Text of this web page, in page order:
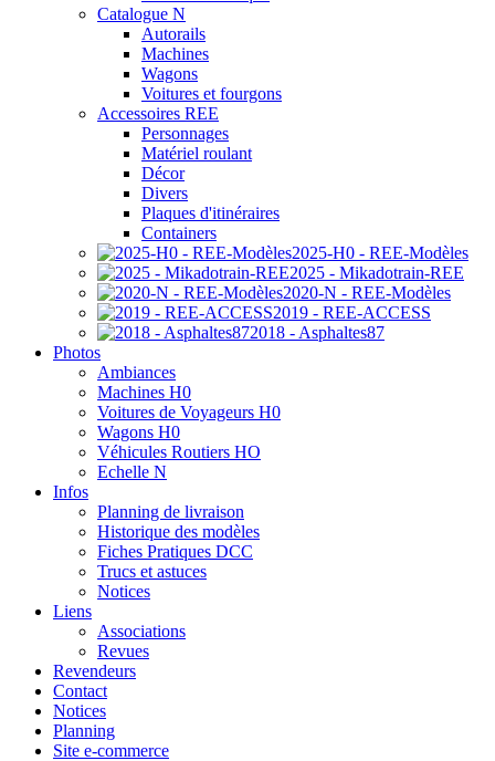
Catalogue N
Autorails
Machines
Wagons
Voitures et fourgons
Accessoires REE
Personnages
Matériel roulant
Décor
Divers
Plaques d'itinéraires
Containers
2025-H0 - REE-Modèles
2025 - Mikadotrain-REE
2020-N - REE-Modèles
2019 - REE-ACCESS
2018 - Asphaltes87
Photos
Ambiances
Machines H0
Voitures de Voyageurs H0
Wagons H0
Véhicules Routiers HO
Echelle N
Infos
Planning de livraison
Historique des modèles
Fiches Pratiques DCC
Trucs et astuces
Notices
Liens
Associations
Revues
Revendeurs
Contact
Notices
Planning
Site e-commerce